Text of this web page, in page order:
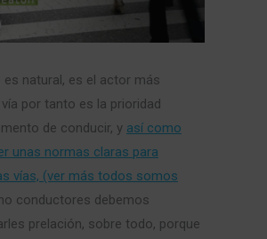
natural, es el actor más
por tanto es la prioridad
de conducir, y así como
unas normas claras para
vías, (ver más todos somos
conductores debemos
prelación, sobre todo, porque